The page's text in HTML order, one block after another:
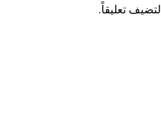
لتضيف تعليقاً.